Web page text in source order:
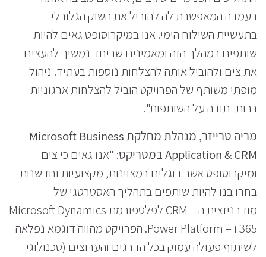
בעמדה המאפשרת לה להוביל את השוק הגלובלי
בתעשיית השילוח הימי. אנו במיקרוסופט גאים להיות
שותפים במהלך הזה ומאמינים שביחד נמשיך להעצים
את צים ולהוביל אותה להצלחות נוספות בעתיד. ניהול
מופתי משותף של הפרויקט הוביל להצלחות ארגוניות
רבות- תודה על השותפות".
מריה טרייזר, מנהלת מחלקתMicrosoft Business
Application & CRM במטריקס
: "אנו גאים כי צים
ומיקרוסופט אשר דוגלים במצוינות, מקצועיות וחדשנות
בחרו בנו להיות שותפים בתהליך האסטרטגי של
מודרניזצית ה – CRM לפלטפורמת Microsoft Dynamics
365 ו – Power Platform. הפרויקט מהווה דוגמא נפלאה
לשיתוף פעולה עמוק בכל הדרגים והערוצים (טכנולוגי